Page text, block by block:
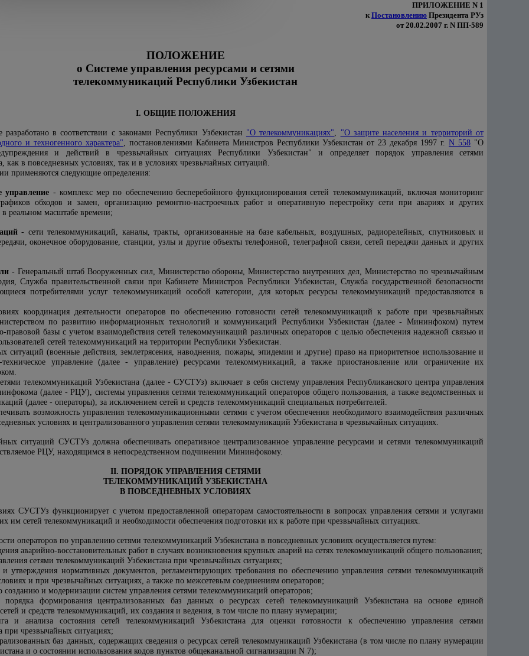
ПРИЛОЖЕНИЕ N 1
кПостановлению Президента РУз
от 20.02.2007 г. N ПП-589
ПОЛОЖЕНИЕ
о Системе управления ресурсами и сетями
телекоммуникаций Республики Узбекистан
I. ОБЩИЕ ПОЛОЖЕНИЯ
в соответствии с законами Республики Узбекистан "О телекоммуникациях", "О защите населения и территорий от
и техногенного характера", постановлениями Кабинета Министров Республики Узбекистан от 23 декабря 1997 г.N 558 "О
и действий в чрезвычайных ситуациях Республики Узбекистан" и определяет порядок управления сетями
как в повседневных условиях, так и в условиях чрезвычайных ситуаций.
применяются следующие определения:
управление - комплекс мер по обеспечению бесперебойного функционирования сетей телекоммуникаций, включая мониторинг
обходов и замен, организацию ремонтно-настроечных работ и оперативную перестройку сети при авариях и других
реальном масштабе времени;
- сети телекоммуникаций, каналы, тракты, организованные на базе кабельных, воздушных, радиорелейных, спутниковых и
оконечное оборудование, станции, узлы и другие объекты телефонной, телеграфной связи, сетей передачи данных и других
- Генеральный штаб Вооруженных сил, Министерство обороны, Министерство внутренних дел, Министерство по чрезвычайным
Служба правительственной связи при Кабинете Министров Республики Узбекистан, Служба государственной безопасности
потребителями услуг телекоммуникаций особой категории, для которых ресурсы телекоммуникаций предоставляются в
координация деятельности операторов по обеспечению готовности сетей телекоммуникаций к работе при чрезвычайных
по развитию информационных технологий и коммуникаций Республики Узбекистан (далее - Мининфоком) путем
правовой базы с учетом взаимодействия сетей телекоммуникаций различных операторов с целью обеспечения надежной связью и
сетей телекоммуникаций на территории Республики Узбекистан.
ситуаций (военные действия, землетрясения, наводнения, пожары, эпидемии и другие) право на приоритетное использование и
техническое управление (далее - управление) ресурсами телекоммуникаций, а также приостановление или ограничение их
телекоммуникаций Узбекистана (далее - СУСТУз) включает в себя систему управления Республиканского центра управления
(далее - РЦУ), системы управления сетями телекоммуникаций операторов общего пользования, а также ведомственных и
(далее - операторы), за исключением сетей и средств телекоммуникаций специальных потребителей.
возможность управления телекоммуникационными сетями с учетом обеспечения необходимого взаимодействия различных
условиях и централизованного управления сетями телекоммуникаций Узбекистана в чрезвычайных ситуациях.
ситуаций СУСТУз должна обеспечивать оперативное централизованное управление ресурсами и сетями телекоммуникаций
РЦУ, находящимся в непосредственном подчинении Мининфокому.
II. ПОРЯДОК УПРАВЛЕНИЯ СЕТЯМИ
ТЕЛЕКОММУНИКАЦИЙ УЗБЕКИСТАНА
В ПОВСЕДНЕВНЫХ УСЛОВИЯХ
СУСТУз функционирует с учетом предоставленной операторам самостоятельности в вопросах управления сетями и услугами
им сетей телекоммуникаций и необходимости обеспечения подготовки их к работе при чрезвычайных ситуациях.
операторов по управлению сетями телекоммуникаций Узбекистана в повседневных условиях осуществляется путем:
аварийно-восстановительных работ в случаях возникновения крупных аварий на сетях телекоммуникаций общего пользования;
сетями телекоммуникаций Узбекистана при чрезвычайных ситуациях;
и утверждения нормативных документов, регламентирующих требования по обеспечению управления сетями телекоммуникаций
и при чрезвычайных ситуациях, а также по межсетевым соединениям операторов;
созданию и модернизации систем управления сетями телекоммуникаций операторов;
порядка формирования централизованных баз данных о ресурсах сетей телекоммуникаций Узбекистана на основе единой
и средств телекоммуникаций, их создания и ведения, в том числе по плану нумерации;
и анализа состояния сетей телекоммуникаций Узбекистана для оценки готовности к обеспечению управления сетями
при чрезвычайных ситуациях;
баз данных, содержащих сведения о ресурсах сетей телекоммуникаций Узбекистана (в том числе по плану нумерации
и о состоянии использования кодов пунктов общеканальной сигнализации N 7);